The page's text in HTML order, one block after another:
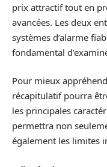
prix attractif tout en
avancées. Les deux
systèmes d’alarme
fondamental
Pour mieux
récapitulatif pourra
les principales
permettra non
également les limites